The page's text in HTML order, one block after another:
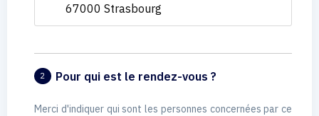
67000 Strasbourg
2 Pour qui est le rendez-vous ?
Merci d'indiquer qui sont les personnes concernées par ce